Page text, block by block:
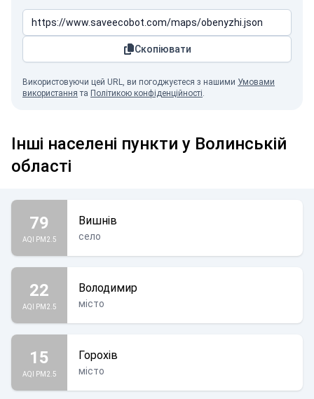
Скопіювати
Використовуючи цей URL, ви погоджуєтеся з нашими Умовами
використання та Політикою конфіденційності.
Інші населені пункти у Волинській
області
79
AQI PM2.5
Вишнів
село
22
AQI PM2.5
Володимир
місто
15
AQI PM2.5
Горохів
місто